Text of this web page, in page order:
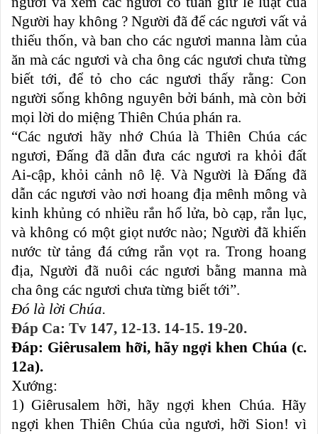
Người hay không ? Người đã để các ngươi vất vả
thiếu thốn, và ban cho các ngươi manna làm của
ăn mà các ngươi và cha ông các ngươi chưa từng
biết tới, để tỏ cho các ngươi thấy rằng: Con
người sống không nguyên bởi bánh, mà còn bởi
mọi lời do miệng Thiên Chúa phán ra.
“Các ngươi hãy nhớ Chúa là Thiên Chúa các
ngươi, Ðấng đã dẫn đưa các ngươi ra khỏi đất
Ai-cập, khỏi cảnh nô lệ. Và Người là Ðấng đã
dẫn các ngươi vào nơi hoang địa mênh mông và
kinh khủng có nhiều rắn hổ lửa, bò cạp, rắn lục,
và không có một giọt nước nào; Người đã khiến
nước từ tảng đá cứng rắn vọt ra. Trong hoang
địa, Người đã nuôi các ngươi bằng manna mà
cha ông các ngươi chưa từng biết tới”.
Ðó là lời Chúa.
Ðáp Ca: Tv 147, 12-13. 14-15. 19-20.
Ðáp: Giêrusalem hỡi, hãy ngợi khen Chúa (c.
12a).
Xướng:
1) Giêrusalem hỡi, hãy ngợi khen Chúa. Hãy
ngợi khen Thiên Chúa của ngươi, hỡi Sion! vì